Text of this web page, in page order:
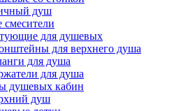
душ
для душевых
для верхнего душа
для душа
для душа
душевых кабин
душ